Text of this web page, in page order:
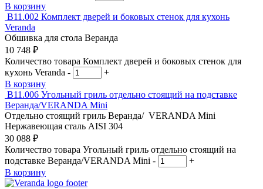
В корзину
В11.002 Комплект дверей и боковых стенок для кухонь
Veranda
Обшивка для стола Веранда
10 748 ₽
Количество товара Комплект дверей и боковых стенок для
кухонь Veranda -
+
В корзину
В11.006 Угольный гриль отдельно стоящий на подставке
Веранда/VERANDA Mini
Отдельно стоящий гриль Веранда/ VERANDA Mini
Нержавеющая сталь AISI 304
30 088 ₽
Количество товара Угольный гриль отдельно стоящий на
подставке Веранда/VERANDA Mini -
+
В корзину